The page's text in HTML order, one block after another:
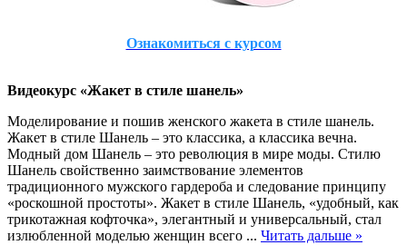
Ознакомиться с курсом
Видеокурс «Жакет в стиле шанель»
Моделирование и пошив женского жакета в стиле шанель.
Жакет в стиле Шанель – это классика, а классика вечна.
Модный дом Шанель – это революция в мире моды. Стилю
Шанель свойственно заимствование элементов
традиционного мужского гардероба и следование принципу
«роскошной простоты». Жакет в стиле Шанель, «удобный, как
трикотажная кофточка», элегантный и универсальный, стал
излюбленной моделью женщин всего ... Читать дальше »